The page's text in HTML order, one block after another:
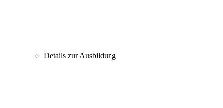
Details zur Ausbildung